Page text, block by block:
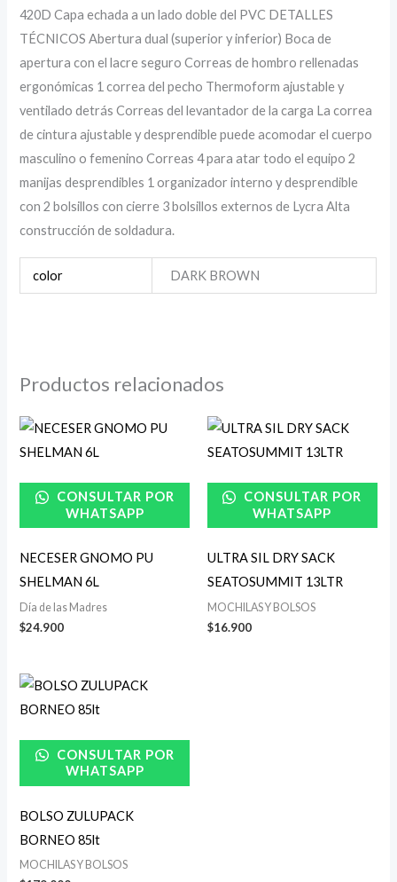
420D Capa echada a un lado doble del PVC DETALLES
TÉCNICOS Abertura dual (superior y inferior) Boca de
apertura con el lacre seguro Correas de hombro rellenadas
ergonómicas 1 correa del pecho Thermoform ajustable y
ventilado detrás Correas del levantador de la carga La correa
de cintura ajustable y desprendible puede acomodar el cuerpo
masculino o femenino Correas 4 para atar todo el equipo 2
manijas desprendibles 1 organizador interno y desprendible
con 2 bolsillos con cierre 3 bolsillos externos de Lycra Alta
construcción de soldadura.
color DARK BROWN
Productos relacionados
CONSULTAR POR
WHATSAPP
NECESER GNOMO PU
SHELMAN 6L
Día de las Madres
$24.900
CONSULTAR POR
WHATSAPP
ULTRA SIL DRY SACK
SEATOSUMMIT 13LTR
MOCHILAS Y BOLSOS
$16.900
CONSULTAR POR
WHATSAPP
BOLSO ZULUPACK
BORNEO 85lt
MOCHILAS Y BOLSOS